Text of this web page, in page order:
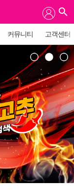
커뮤니티 고객센터
1 3